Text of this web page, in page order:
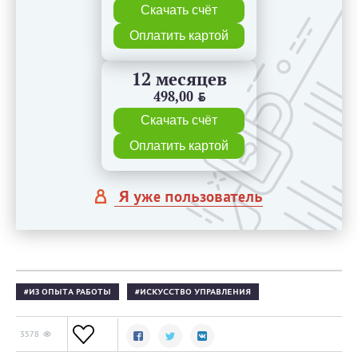
Скачать счёт
Оплатить картой
12 месяцев
498,00 BYN
Скачать счёт
Оплатить картой
Я уже пользователь
ИЗ ОПЫТА РАБОТЫ ИСКУССТВО УПРАВЛЕНИЯ
3578